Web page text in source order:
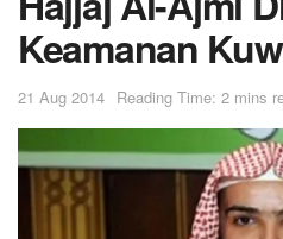
Keamanan
21 Aug 2014 Reading Time: 2 mins